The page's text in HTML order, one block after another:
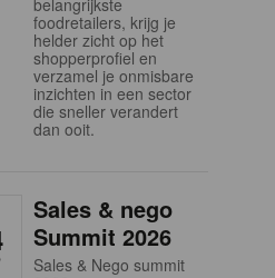
belangrijkste
foodretailers, krijg je
helder zicht op het
shopperprofiel en
verzamel je onmisbare
inzichten in een sector
die sneller verandert
dan ooit.
Sales & nego
Summit 2026
Sales & Nego summit